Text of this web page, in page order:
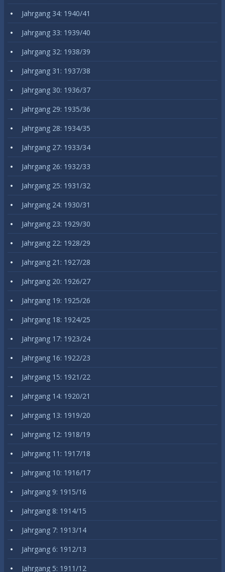
Jahrgang 34: 1940/41
Jahrgang 33: 1939/40
Jahrgang 32: 1938/39
Jahrgang 31: 1937/38
Jahrgang 30: 1936/37
Jahrgang 29: 1935/36
Jahrgang 28: 1934/35
Jahrgang 27: 1933/34
Jahrgang 26: 1932/33
Jahrgang 25: 1931/32
Jahrgang 24: 1930/31
Jahrgang 23: 1929/30
Jahrgang 22: 1928/29
Jahrgang 21: 1927/28
Jahrgang 20: 1926/27
Jahrgang 19: 1925/26
Jahrgang 18: 1924/25
Jahrgang 17: 1923/24
Jahrgang 16: 1922/23
Jahrgang 15: 1921/22
Jahrgang 14: 1920/21
Jahrgang 13: 1919/20
Jahrgang 12: 1918/19
Jahrgang 11: 1917/18
Jahrgang 10: 1916/17
Jahrgang 9: 1915/16
Jahrgang 8: 1914/15
Jahrgang 7: 1913/14
Jahrgang 6: 1912/13
Jahrgang 5: 1911/12